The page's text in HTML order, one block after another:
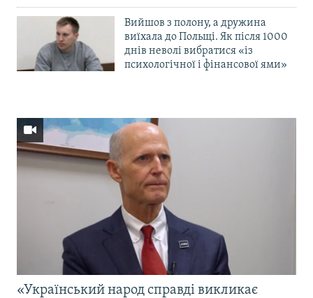
Вийшов з полону, а дружина
виїхала до Польщі. Як після 1000
днів неволі вибратися «із
психологічної і фінансової ями»
«Український народ справді викликає